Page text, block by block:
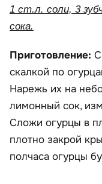
1 ст.л. соли, 3
сока.
Приготовление:
скалкой по
Нарежь их на
лимонный сок,
Сложи огурцы в
плотно закрой
полчаса огурцы